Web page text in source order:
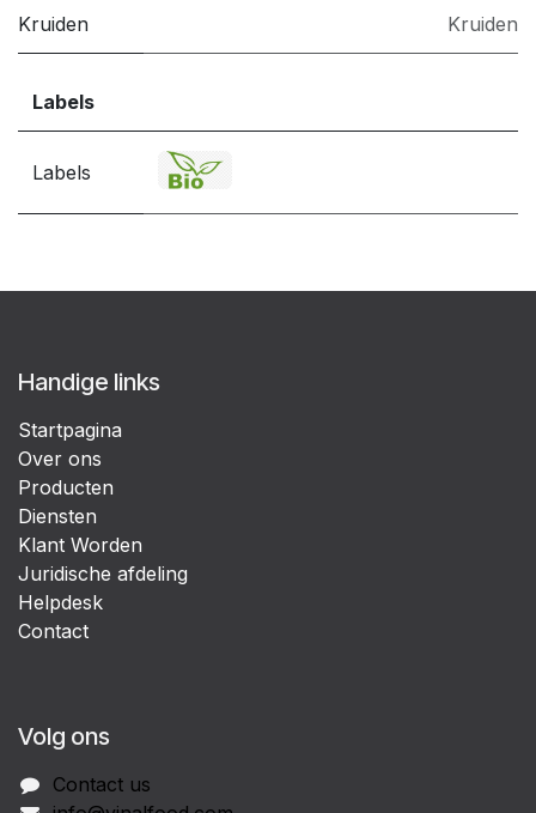
Kruiden Kruiden
Labels
Labels
Handige links
Startpagina
Over ons
Producten
Diensten
Klant Worden
Juridische afdeling
Helpdesk
Contact
Volg ons
Contact us